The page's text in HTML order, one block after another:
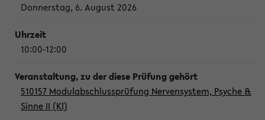
Donnerstag, 6. August 2026
10:00-12:00
510157 Modulabschlussprüfung Nervensystem, Psyche &
Sinne II (Kl)